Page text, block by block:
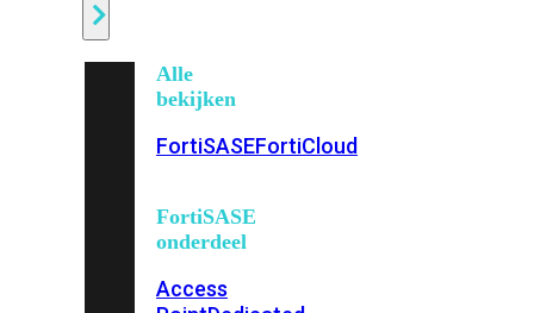
Alle
bekijken
FortiSASEFortiCloud
FortiSASE
onderdeel
Access